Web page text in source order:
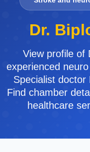
Dr.
View profile of
experienced
Specialist doctor
Find chamber
healthcare